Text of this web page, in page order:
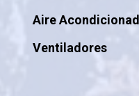
Aire
Ventiladores